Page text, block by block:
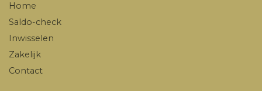
Home
Saldo-check
Inwisselen
Zakelijk
Contact